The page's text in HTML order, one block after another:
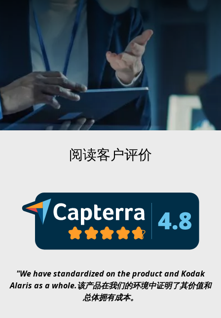
阅读客户评价
"We have standardized on the product and Kodak
Alaris as a whole.该产品在我们的环境中证明了其价值和
总体拥有成本。